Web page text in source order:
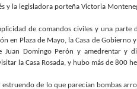
y la legisladora porteña Victoria
de comandos civiles y una parte
en Plaza de Mayo, la Casa de Gobierno
Domingo Perón y amedrentar y
la Casa Rosada, y hubo más de 800
de lo que parecían bombas